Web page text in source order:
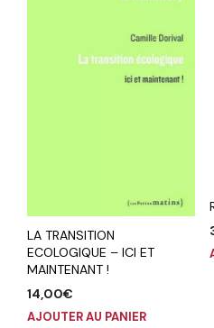
LA TRANSITION
ECOLOGIQUE – ICI ET
MAINTENANT !
14,00€
AJOUTER AU PANIER